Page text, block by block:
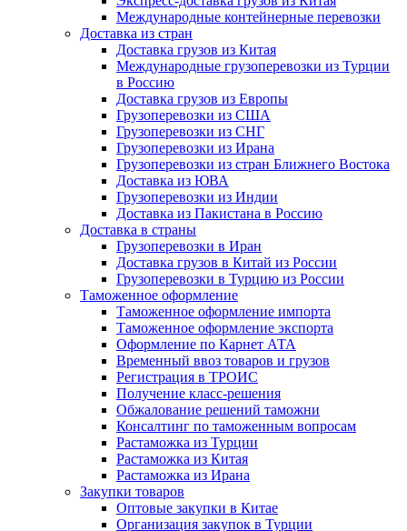
Международные контейнерные перевозки
Доставка из стран
Доставка грузов из Китая
Международные грузоперевозки из Турции
в Россию
Доставка грузов из Европы
Грузоперевозки из США
Грузоперевозки из СНГ
Грузоперевозки из Ирана
Грузоперевозки из стран Ближнего Востока
Доставка из ЮВА
Грузоперевозки из Индии
Доставка из Пакистана в Россию
Доставка в страны
Грузоперевозки в Иран
Доставка грузов в Китай из России
Грузоперевозки в Турцию из России
Таможенное оформление
Таможенное оформление импорта
Таможенное оформление экспорта
Оформление по Карнет АТА
Временный ввоз товаров и грузов
Регистрация в ТРОИС
Получение класс-решения
Обжалование решений таможни
Консалтинг по таможенным вопросам
Растаможка из Турции
Растаможка из Китая
Растаможка из Ирана
Закупки товаров
Оптовые закупки в Китае
Организация закупок в Турции